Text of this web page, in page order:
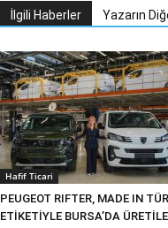
İlgili Haberler Yazarın
Hafif Ticari
PEUGEOT RIFTER, MADE IN
ETİKETİYLE BURSA’DA